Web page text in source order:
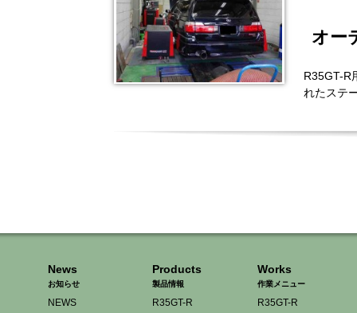
オー
R35GT-R
れたステ
News
お知らせ
NEWS
Products
製品情報
R35GT-R
Works
作業メニュー
R35GT-R